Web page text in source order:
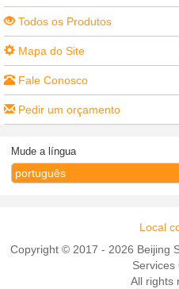
Todos os Produtos
Mapa do Site
Fale Conosco
Pedir um orçamento
Mude a língua
Local
Copyright © 2017 - 2026 Beijing
Services
All rights